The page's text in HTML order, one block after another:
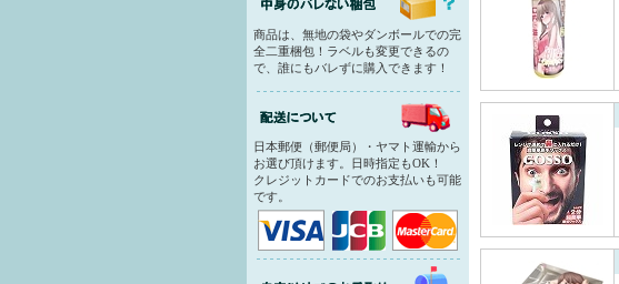
商品は、無地の袋やダンボールでの完
全二重梱包！ラベルも変更できるの
で、誰にもバレずに購入できます！
日本郵便（郵便局）・ヤマト運輸から
お選び頂けます。日時指定もOK！
クレジットカードでのお支払いも可能
です。